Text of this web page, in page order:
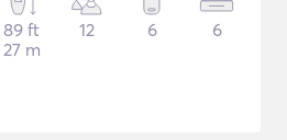
89 ft
27 m
12 6 6